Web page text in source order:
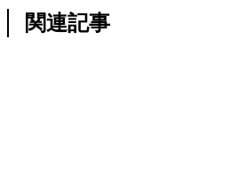
関連記事